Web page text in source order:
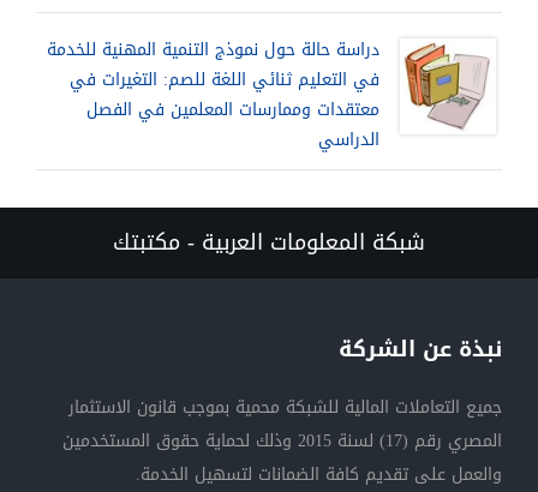
دراسة حالة حول نموذج التنمية المهنية للخدمة
في التعليم ثنائي اللغة للصم: التغيرات في
معتقدات وممارسات المعلمين في الفصل
الدراسي
شبكة المعلومات العربية - مكتبتك
نبذة عن الشركة
جميع التعاملات المالية للشبكة محمية بموجب قانون الاستثمار
المصري رقم (17) لسنة 2015 وذلك لحماية حقوق المستخدمين
والعمل على تقديم كافة الضمانات لتسهيل الخدمة.